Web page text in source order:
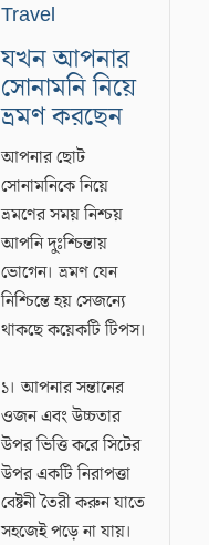
Travel
যখন আপনার
সোনামনি নিয়ে
ভ্রমণ করছেন
আপনার ছোট
সোনামনিকে নিয়ে
ভ্রমণের সময় নিশ্চয়
আপনি দুঃশ্চিন্তায়
ভোগেন। ভ্রমণ যেন
নিশ্চিন্তে হয় সেজন্যে
থাকছে কয়েকটি টিপস।
১। আপনার সন্তানের
ওজন এবং উচ্চতার
উপর ভিত্তি করে সিটের
উপর একটি নিরাপত্তা
বেষ্টনী তৈরী করুন যাতে
সহজেই পড়ে না যায়।